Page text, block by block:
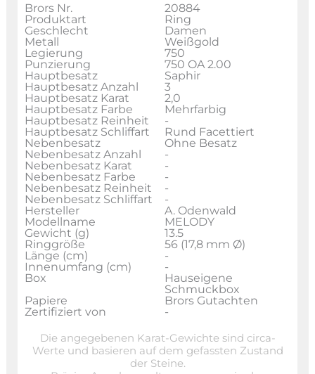
Brors Nr.
20884
Produktart
Ring
Geschlecht
Damen
Metall
Weißgold
Legierung
750
Punzierung
750 OA 2.00
Hauptbesatz
Saphir
Hauptbesatz Anzahl
3
Hauptbesatz Karat
2,0
Hauptbesatz Farbe
Mehrfarbig
Hauptbesatz Reinheit
-
Hauptbesatz Schliffart
Rund Facettiert
Nebenbesatz
Ohne Besatz
Nebenbesatz Anzahl
-
Nebenbesatz Karat
-
Nebenbesatz Farbe
-
Nebenbesatz Reinheit
-
Nebenbesatz Schliffart
-
Hersteller
A. Odenwald
Modellname
MELODY
Gewicht (g)
13.5
Ringgröße
56 (17,8 mm Ø)
Länge (cm)
-
Innenumfang (cm)
-
Box
Hauseigene
Schmuckbox
Papiere
Brors Gutachten
Zertifiziert von
-
Die angegebenen Karat-Gewichte sind circa-
Werte und basieren auf dem gefassten Zustand
der Steine.